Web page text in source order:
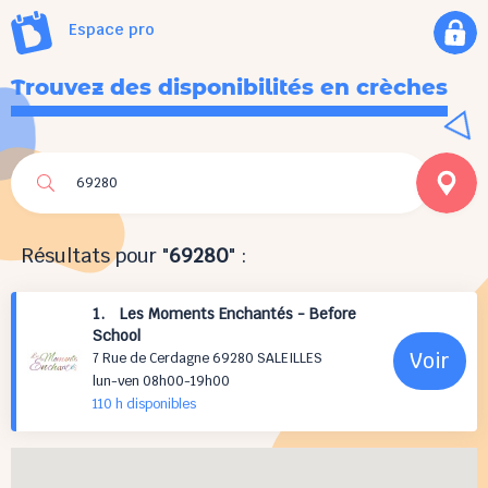
Espace pro
Trouvez des disponibilités en crèches
Résultats pour "69280" :
1. Les Moments Enchantés - Before
School
7 Rue de Cerdagne 69280 SALEILLES
lun-ven 08h00-19h00
110 h disponibles
Voir